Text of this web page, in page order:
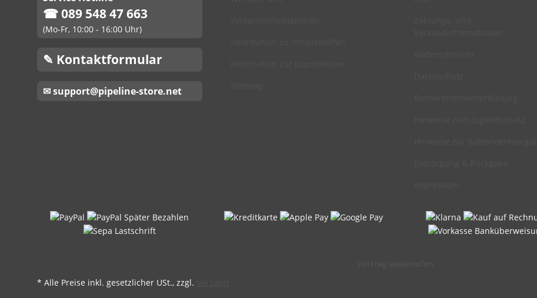
☎ 089 548 47 663
(Mo-Fr, 10:00 - 16:00 Uhr)
✎ Kontaktformular
✉ support@pipeline-store.net
* Alle Preise inkl. gesetzlicher USt., zzgl.